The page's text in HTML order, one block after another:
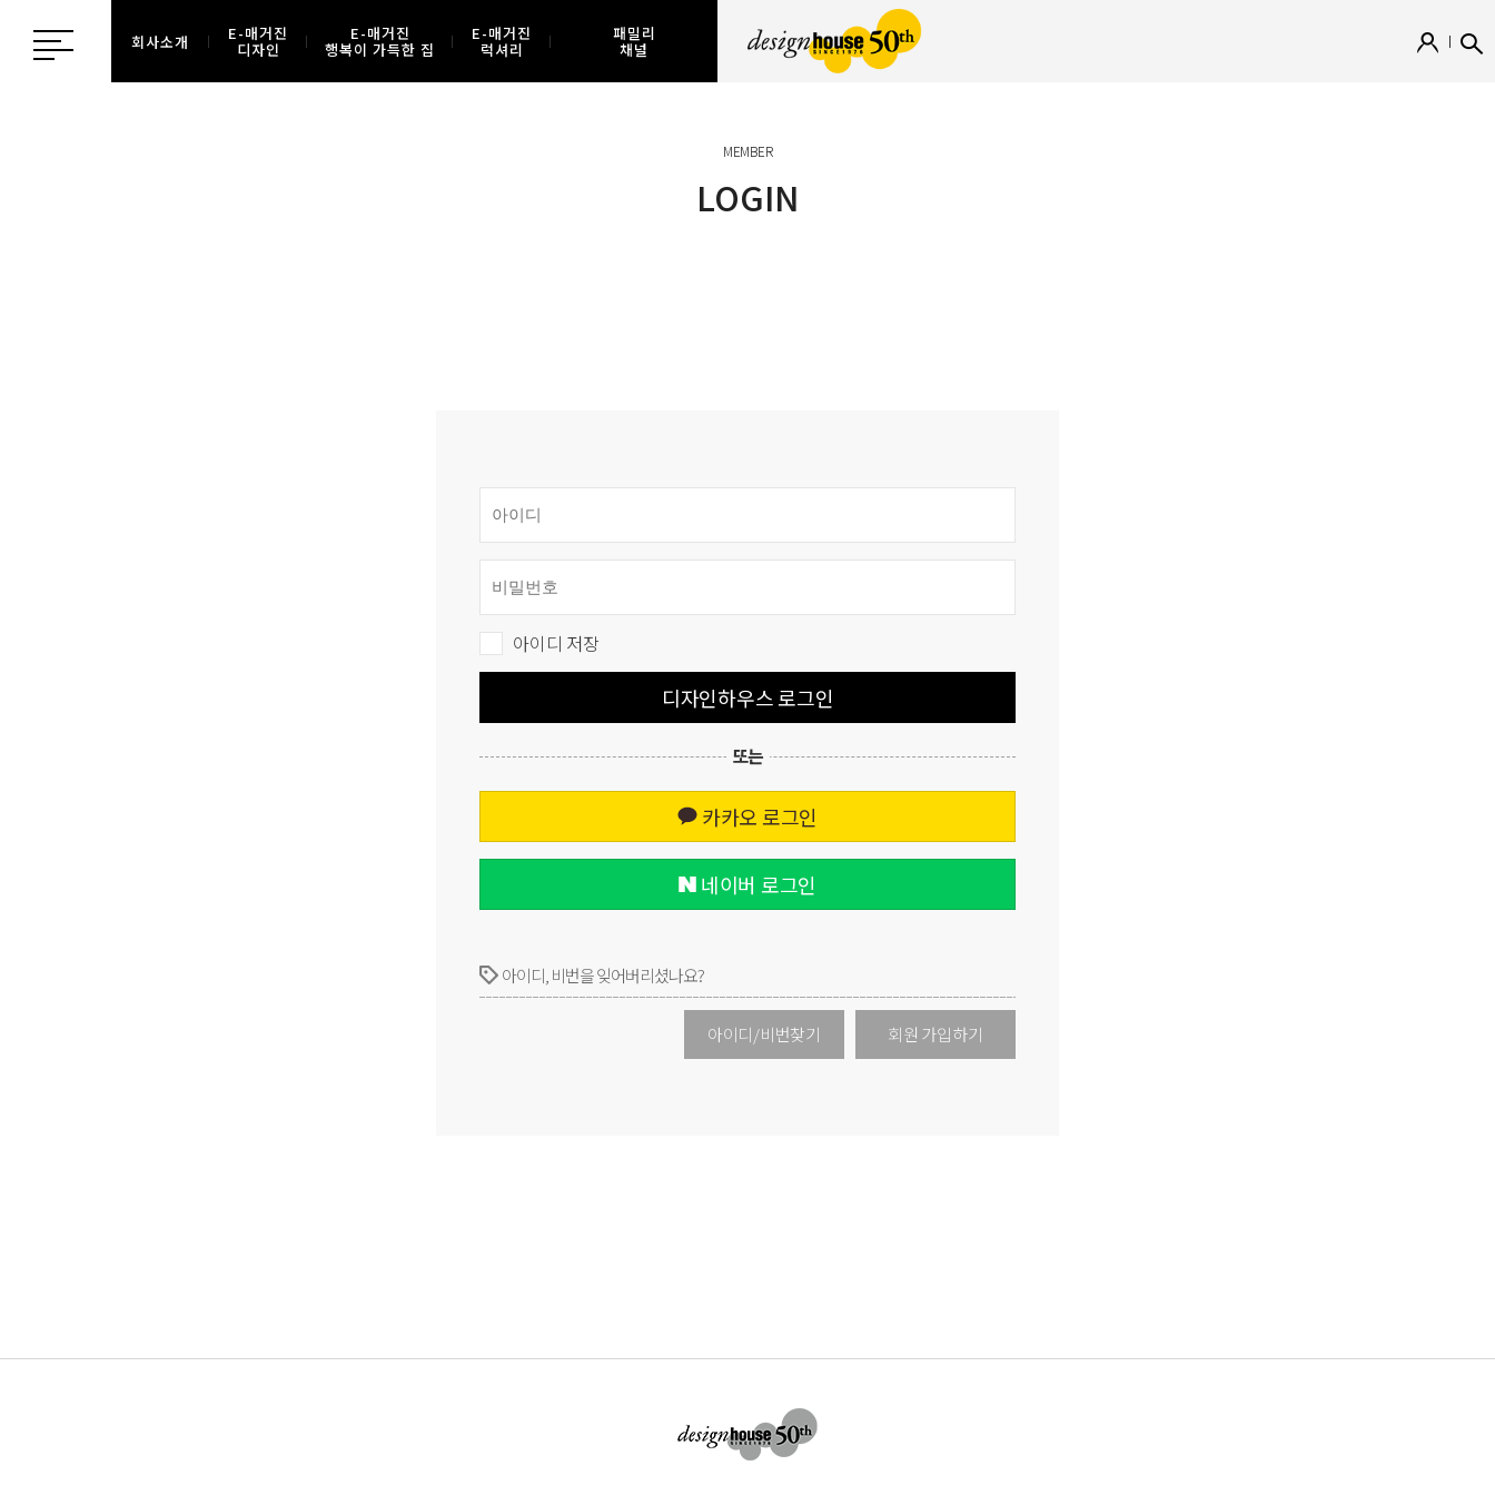
회사소개 E-매거진
디자인
E-매거진
행복이 가득한 집
E-매거진
럭셔리
패밀리
채널
MEMBER
LOGIN
아이디 저장
디자인하우스 로그인
또는
카카오 로그인
네이버 로그인
아이디, 비번을 잊어버리셨나요?
회원 가입하기
아이디/비번찾기